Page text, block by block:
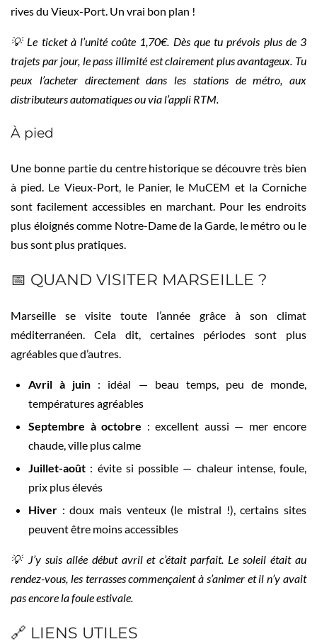
rives du Vieux-Port. Un vrai bon plan !
💡 Le ticket à l’unité coûte 1,70€. Dès que tu prévois plus de 3
trajets par jour, le pass illimité est clairement plus avantageux. Tu
peux l’acheter directement dans les stations de métro, aux
distributeurs automatiques ou via l’appli RTM.
À pied
Une bonne partie du centre historique se découvre très bien
à pied. Le Vieux-Port, le Panier, le MuCEM et la Corniche
sont facilement accessibles en marchant. Pour les endroits
plus éloignés comme Notre-Dame de la Garde, le métro ou le
bus sont plus pratiques.
📅 QUAND VISITER MARSEILLE ?
Marseille se visite toute l’année grâce à son climat
méditerranéen. Cela dit, certaines périodes sont plus
agréables que d’autres.
Avril à juin : idéal — beau temps, peu de monde,
températures agréables
Septembre à octobre : excellent aussi — mer encore
chaude, ville plus calme
Juillet-août : évite si possible — chaleur intense, foule,
prix plus élevés
Hiver : doux mais venteux (le mistral !), certains sites
peuvent être moins accessibles
💡 J’y suis allée début avril et c’était parfait. Le soleil était au
rendez-vous, les terrasses commençaient à s’animer et il n’y avait
pas encore la foule estivale.
🔗 LIENS UTILES